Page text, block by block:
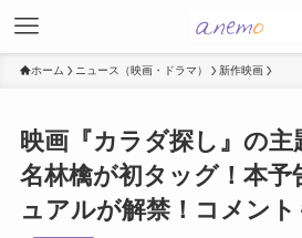
ホーム ニュース（映画・ドラマ） 新作映画
映画『カラダ探し』の
名林檎が初タッグ！本
ュアルが解禁！コメン